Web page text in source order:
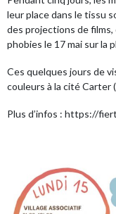
leur place dans le tissu
des projections de
phobies le 17 mai sur la
Ces quelques jours de
couleurs à la cité Carter
Plus d’infos : https://